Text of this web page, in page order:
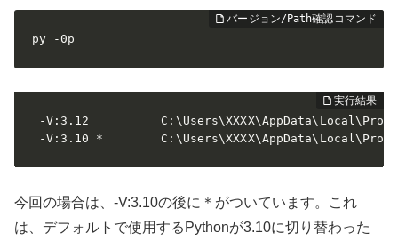
py -0p
-V:3.12
-V:3.10 *
今回の場合は、-V:3.10の後に＊がついています。これ
は、デフォルトで使用するPythonが3.10に切り替わった